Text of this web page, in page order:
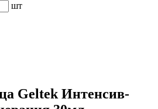
шт
Geltek Интенсив-